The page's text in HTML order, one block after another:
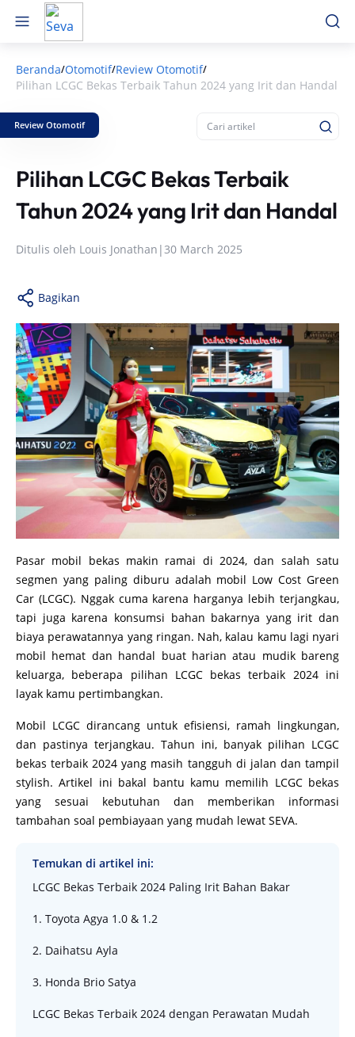
Beranda/Otomotif/Review Otomotif/
Pilihan LCGC Bekas Terbaik Tahun 2024 yang Irit dan Handal
Review Otomotif
Pilihan LCGC Bekas Terbaik
Tahun 2024 yang Irit dan Handal
Ditulis oleh Louis Jonathan |30 March 2025
Bagikan
Pasar mobil bekas makin ramai di 2024, dan salah satu
segmen yang paling diburu adalah mobil Low Cost Green
Car (LCGC). Nggak cuma karena harganya lebih terjangkau,
tapi juga karena konsumsi bahan bakarnya yang irit dan
biaya perawatannya yang ringan. Nah, kalau kamu lagi nyari
mobil hemat dan handal buat harian atau mudik bareng
keluarga, beberapa pilihan LCGC bekas terbaik 2024 ini
layak kamu pertimbangkan.
Mobil LCGC dirancang untuk efisiensi, ramah lingkungan,
dan pastinya terjangkau. Tahun ini, banyak pilihan LCGC
bekas terbaik 2024 yang masih tangguh di jalan dan tampil
stylish. Artikel ini bakal bantu kamu memilih LCGC bekas
yang sesuai kebutuhan dan memberikan informasi
tambahan soal pembiayaan yang mudah lewat SEVA.
Temukan di artikel ini:
LCGC Bekas Terbaik 2024 Paling Irit Bahan Bakar
1. Toyota Agya 1.0 & 1.2
2. Daihatsu Ayla
3. Honda Brio Satya
LCGC Bekas Terbaik 2024 dengan Perawatan Mudah